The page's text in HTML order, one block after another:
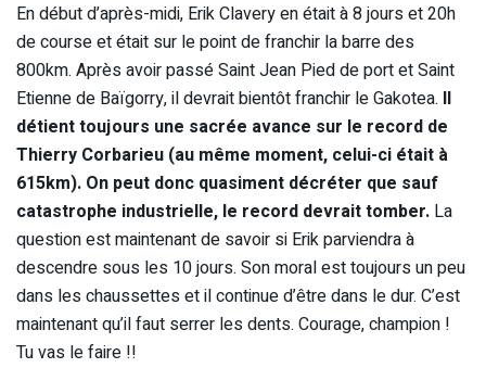
En début d’après-midi, Erik Clavery en était à 8 jours et 20h
de course et était sur le point de franchir la barre des
800km. Après avoir passé Saint Jean Pied de port et Saint
Etienne de Baïgorry, il devrait bientôt franchir le Gakotea. Il
détient toujours une sacrée avance sur le record de
Thierry Corbarieu (au même moment, celui-ci était à
615km). On peut donc quasiment décréter que sauf
catastrophe industrielle, le record devrait tomber. La
question est maintenant de savoir si Erik parviendra à
descendre sous les 10 jours. Son moral est toujours un peu
dans les chaussettes et il continue d’être dans le dur. C’est
maintenant qu’il faut serrer les dents. Courage, champion !
Tu vas le faire !!